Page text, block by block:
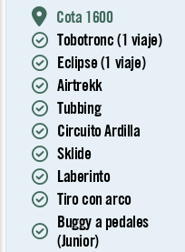
Cota 1600
Tobotronc (1 viaje)
Eclipse (1 viaje)
Airtrekk
Tubbing
Circuito Ardilla
Sklide
Laberinto
Tiro con arco
Buggy a pedales
(Junior)